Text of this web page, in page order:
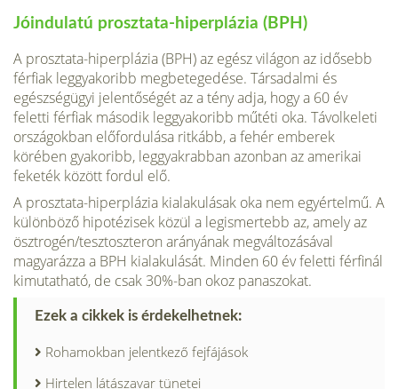
Jóindulatú prosztata-hiperplázia (BPH)
A prosztata-hiperplázia (BPH) az egész világon az idősebb
férfiak leg­gyakoribb megbetegedése. Társadalmi és
egészségügyi jelentőségét az a tény adja, hogy a 60 év
feletti férfiak második leggyakoribb műtéti oka. Távolkeleti
országokban előfordulása ritkább, a fehér emberek
körében gyakoribb, leggyakrabban azonban az amerikai
feketék között fordul elő.
A prosztata-hiperplázia kialakulásak oka nem egyértelmű. A
különbö­ző hipotézisek közül a legismertebb az, amely az
ösztrogén/tesztoszteron arányának megváltozásával
magyarázza a BPH kialakulását. Minden 60 év feletti férfinál
kimutatható, de csak 30%-ban okoz panaszokat.
Ezek a cikkek is érdekelhetnek:
Rohamokban jelentkező fejfájások
Hirtelen látászavar tünetei